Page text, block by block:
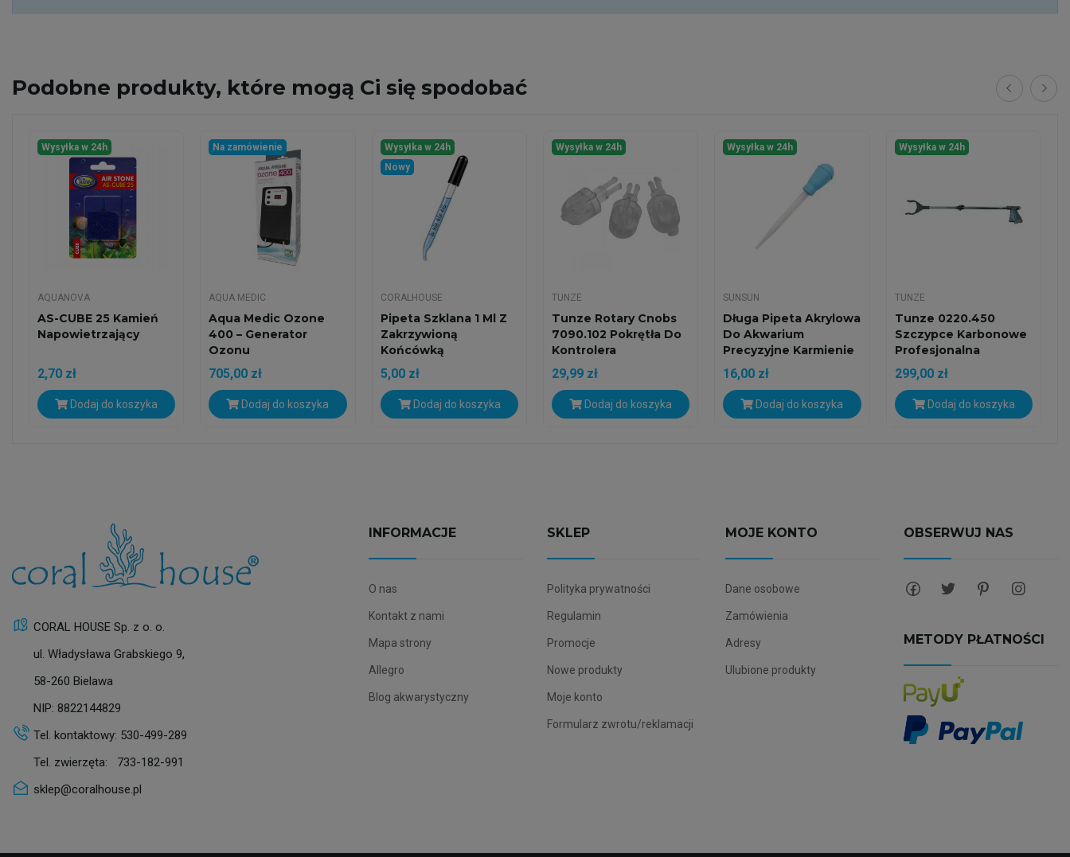
Podobne produkty, które mogą Ci się spodobać
Wysyłka w 24h
AQUANOVA
AS-CUBE 25 Kamień
Napowietrzający
2,70 zł
Dodaj do koszyka
Na zamówienie
AQUA MEDIC
Aqua Medic Ozone
400 – Generator
Ozonu
705,00 zł
Dodaj do koszyka
Wysyłka w 24h
Nowy
CORALHOUSE
Pipeta Szklana 1 Ml Z
Zakrzywioną
Końcówką
5,00 zł
Dodaj do koszyka
Wysyłka w 24h
TUNZE
Tunze Rotary Cnobs
7090.102 Pokrętła Do
Kontrolera
29,99 zł
Dodaj do koszyka
Wysyłka w 24h
SUNSUN
Długa Pipeta Akrylowa
Do Akwarium
Precyzyjne Karmienie
I...
16,00 zł
Dodaj do koszyka
Wysyłka w 24h
TUNZE
Tunze 0220.450
Szczypce Karbonowe
Profesjonalna
Pinceta...
299,00 zł
Dodaj do koszyka
CORAL HOUSE Sp. z o. o.
ul. Władysława Grabskiego 9,
58-260 Bielawa
NIP: 8822144829
Tel. kontaktowy: 530-499-289
Tel. zwierzęta: 733-182-991
sklep@coralhouse.pl
INFORMACJE
O nas
Kontakt z nami
Mapa strony
Allegro
Blog akwarystyczny
SKLEP
Polityka prywatności
Regulamin
Promocje
Nowe produkty
Moje konto
Formularz zwrotu/reklamacji
MOJE KONTO
Dane osobowe
Zamówienia
Adresy
Ulubione produkty
OBSERWUJ NAS
METODY PŁATNOŚCI